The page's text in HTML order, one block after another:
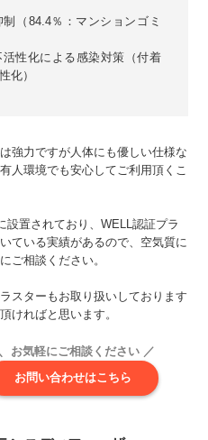
（84.4％：マンションゴミ
性化による感染対策（付着
化）
強力ですが人体にも優しい仕様な
人環境でも安心してご利用頂くこ
設置されており、WELL認証プラ
ている実績があるので、空気質に
ご相談ください。
スターもお取り扱いしております
ければと思います。
お気軽にご相談ください ／
お問い合わせはこちら